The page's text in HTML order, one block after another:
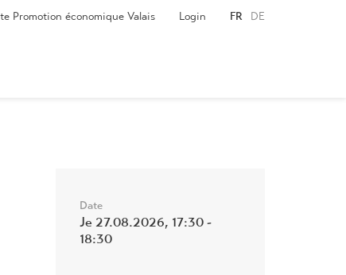
FR DE
Login
Promotion économique Valais
Date
Je 27.08.2026, 17:30 -
18:30